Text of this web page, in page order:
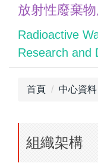
內
放射性廢棄
Radioactive
Research and
首頁 中心資料
組織架構